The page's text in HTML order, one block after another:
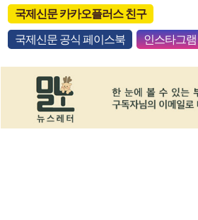
국제신문 카카오플러스 친구
국제신문 공식 페이스북 인스타그램